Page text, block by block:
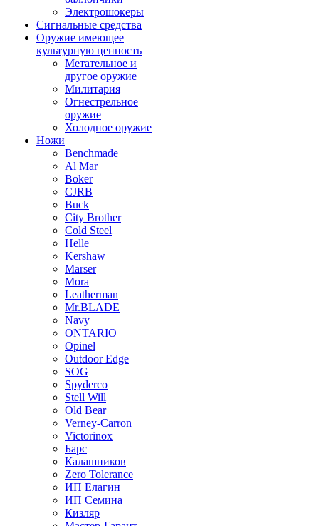
Электрошокеры
Сигнальные средства
Оружие имеющее
культурную ценность
Метательное и
другое оружие
Милитария
Огнестрельное
оружие
Холодное оружие
Ножи
Benchmade
Al Mar
Boker
CJRB
Buck
City Brother
Cold Steel
Helle
Kershaw
Marser
Mora
Leatherman
Mr.BLADE
Navy
ONTARIO
Opinel
Outdoor Edge
SOG
Spyderco
Stell Will
Old Bear
Verney-Carron
Victorinox
Барс
Калашников
Zero Tolerance
ИП Елагин
ИП Семина
Кизляр